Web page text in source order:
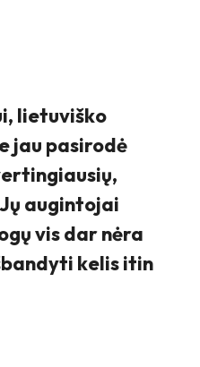
lietuviško
jau pasirodė
augintojai
vis dar nėra
kelis itin